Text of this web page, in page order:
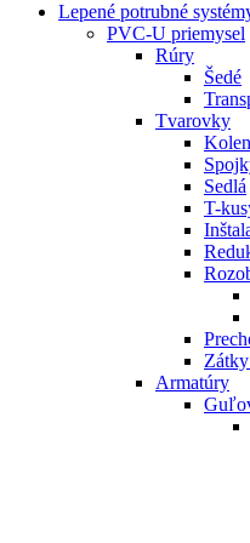
Lepené potrubné
PVC-U priemysel
Rúry
Šedé
Tvarovky
Sedlá
T-
Armatúry